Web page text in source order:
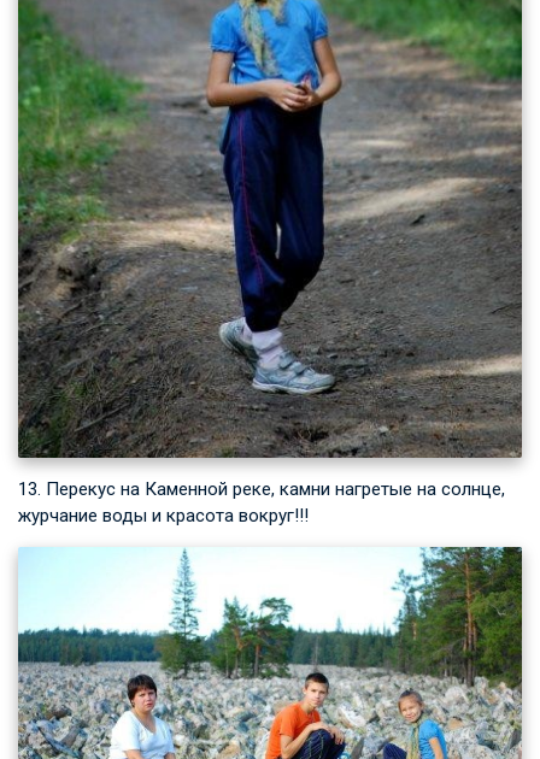
13. Перекус на Каменной реке, камни нагретые на солнце,
журчание воды и красота вокруг!!!